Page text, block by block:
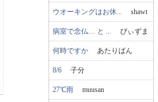
ウオーキングはお休... shawt
病室で念仏… と ... ぴぃずま
何時ですか あたりばん
8/6 子分
27℃雨 muusan